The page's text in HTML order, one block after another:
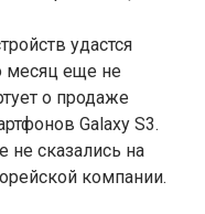
удастся
месяц еще не
о продаже
Galaxy S3.
не сказались на
компании.